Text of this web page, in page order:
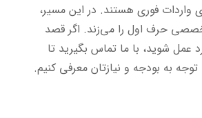
واردات فوری هستند. در این مسیر،
حرف اول را می‌زند. اگر قصد
عمل شوید، با ما تماس بگیرید تا
توجه به بودجه و نیازتان معرفی کنیم.